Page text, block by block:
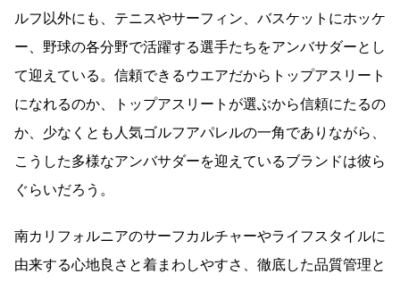
ルフ以外にも、テニスやサーフィン、バスケットにホッケ
ー、野球の各分野で活躍する選手たちをアンバサダーとし
て迎えている。信頼できるウエアだからトップアスリート
になれるのか、トップアスリートが選ぶから信頼にたるの
か、少なくとも人気ゴルフアパレルの一角でありながら、
こうした多様なアンバサダーを迎えているブランドは彼ら
ぐらいだろう。
南カリフォルニアのサーフカルチャーやライフスタイルに
由来する心地良さと着まわしやすさ、徹底した品質管理と